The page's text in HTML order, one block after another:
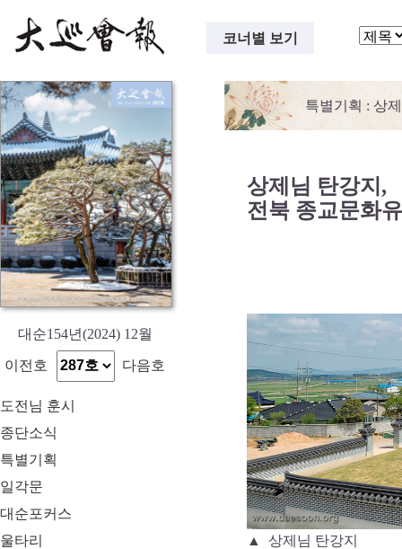
코너별 보기
대순154년(2024) 12월
이전호 다음호
도전님 훈시
종단소식
특별기획
일각문
대순포커스
울타리
특별기획 : 상
상제님 탄강지,
전북 종교문화
▲ 상제님 탄강지